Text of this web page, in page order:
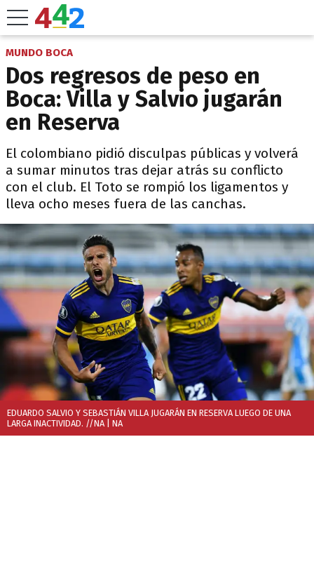
MUNDO BOCA
Dos regresos de peso en
Boca: Villa y Salvio jugarán
en Reserva
El colombiano pidió disculpas públicas y volverá
a sumar minutos tras dejar atrás su conflicto
con el club. El Toto se rompió los ligamentos y
lleva ocho meses fuera de las canchas.
EDUARDO SALVIO Y SEBASTIÁN VILLA JUGARÁN EN RESERVA LUEGO DE UNA
LARGA INACTIVIDAD. //NA | NA